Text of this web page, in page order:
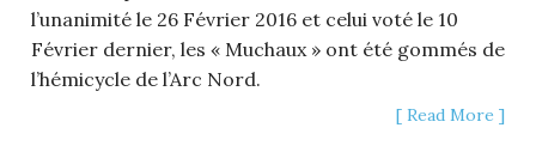
l’unanimité le 26 Février 2016 et celui voté le 10
Février dernier, les « Muchaux » ont été gommés de
l’hémicycle de l’Arc Nord.
[ Read More ]